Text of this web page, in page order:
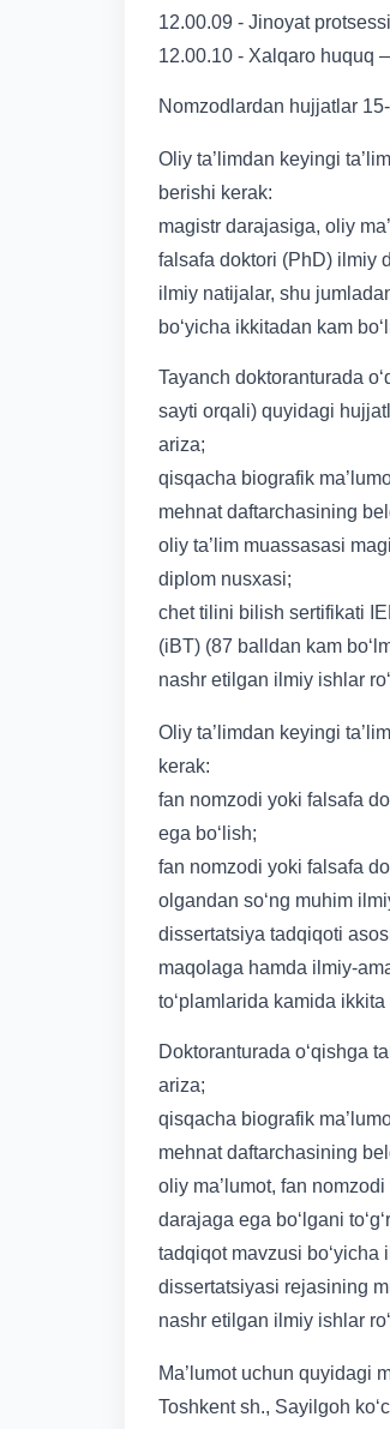
12.00.09 - Jinoyat
12.00.10 - Xalqaro huquq
Nomzodlardan hujjatlar
Oliy ta’limdan keyingi
berishi kerak:
magistr darajasiga, oliy
falsafa doktori (PhD) ilmiy
ilmiy natijalar, shu
bo‘yicha ikkitadan kam
Tayanch doktoranturada
sayti orqali) quyidagi
ariza;
qisqacha biografik
mehnat daftarchasining
oliy ta’lim muassasasi
diplom nusxasi;
chet tilini bilish sertifikati
(iBT) (87 balldan kam
nashr etilgan ilmiy ishlar
Oliy ta’limdan keyingi
kerak:
fan nomzodi yoki falsafa
ega bo‘lish;
fan nomzodi yoki falsafa
olgandan so‘ng muhim
dissertatsiya tadqiqoti
maqolaga hamda ilmiy-
to‘plamlarida kamida
Doktoranturada o‘qishga
ariza;
qisqacha biografik
mehnat daftarchasining
oliy ma’lumot, fan
darajaga ega bo‘lgani
tadqiqot mavzusi
dissertatsiyasi rejasining
nashr etilgan ilmiy ishlar
Ma’lumot uchun quyidagi
Toshkent sh., Sayilgoh